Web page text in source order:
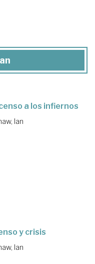
a los infiernos
Ian
y crisis
Ian